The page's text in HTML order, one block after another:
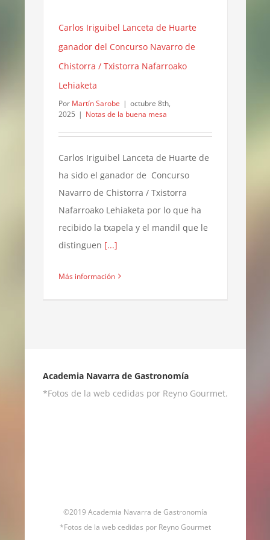
Carlos Iriguibel Lanceta de Huarte
ganador del Concurso Navarro de
Chistorra / Txistorra Nafarroako
Lehiaketa
Por Martín Sarobe | octubre 8th,
2025 | Notas de la buena mesa
Carlos Iriguibel Lanceta de Huarte de
ha sido el ganador de Concurso
Navarro de Chistorra / Txistorra
Nafarroako Lehiaketa por lo que ha
recibido la txapela y el mandil que le
distinguen [...]
Más información
Academia Navarra de Gastronomía
*Fotos de la web cedidas por Reyno Gourmet.
©2019 Academia Navarra de Gastronomía
*Fotos de la web cedidas por Reyno Gourmet